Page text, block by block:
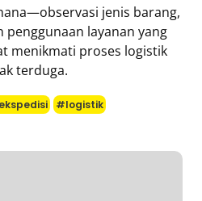
jenis barang,
layanan yang
menikmati proses logistik
terduga.
#logistik